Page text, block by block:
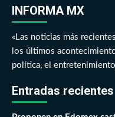
INFORMA MX
«Las noticias más
los últimos
política, el
Entradas recientes